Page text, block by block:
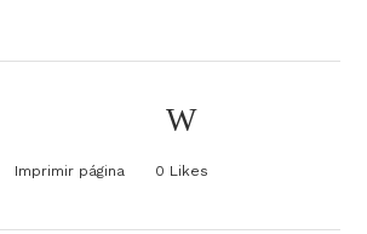
Imprimir página 0 Likes